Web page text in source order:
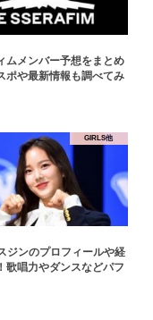
ムメンバー予想をまとめ
ポや最新情報も調べてみ
GIRLS他
ジンのプロフィールや経
歌唱力やダンスなどパフ